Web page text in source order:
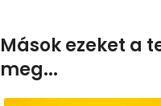
Mások ezeket a
meg...